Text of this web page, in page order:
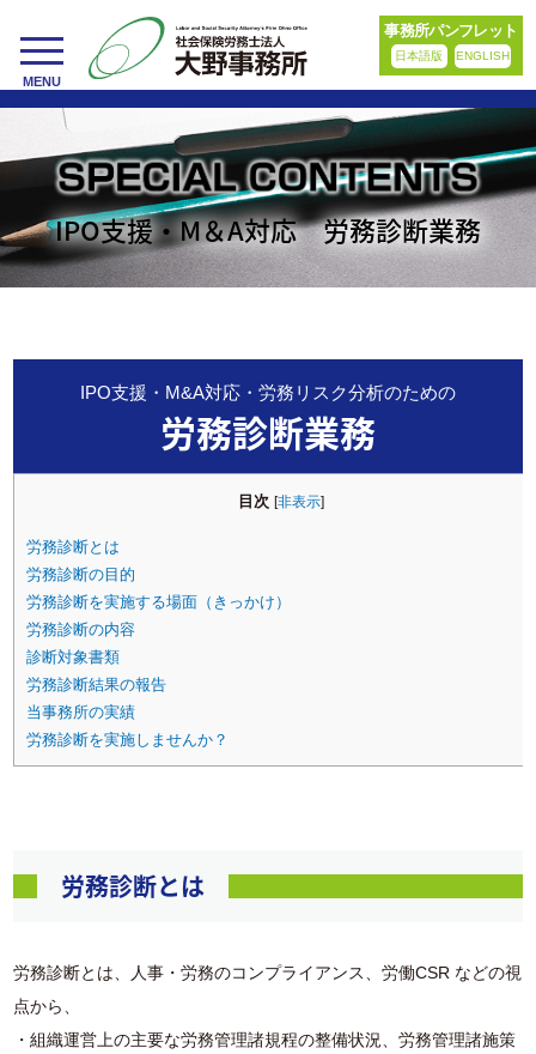
toggle
navigation
MENU
事務所パンフレット
日本語版 ENGLISH
IPO支援・M＆A対応 労務診断業務
IPO支援・M&A対応・労務リスク分析のための
労務診断業務
目次 [非表示]
労務診断とは
労務診断の目的
労務診断を実施する場面（きっかけ）
労務診断の内容
診断対象書類
労務診断結果の報告
当事務所の実績
労務診断を実施しませんか？
労務診断とは
労務診断とは、人事・労務のコンプライアンス、労働CSR などの視
点から、
・組織運営上の主要な労務管理諸規程の整備状況、労務管理諸施策